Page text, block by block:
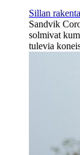
Sillan
Sandvik
solmivat
tulevia